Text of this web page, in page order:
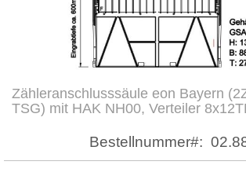
Zähleranschlusssäule eon Bayern
TSG) mit HAK NH00, Verteiler
Bestellnummer
Zum
Anfang
Bildergalerie